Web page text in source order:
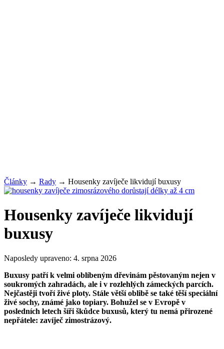
Články → Rady → Housenky zavíječe likvidují buxusy
Housenky zavíječe likvidují
buxusy
Naposledy upraveno: 4. srpna 2026
Buxusy patří k velmi oblíbeným dřevinám pěstovaným nejen v
soukromých zahradách, ale i v rozlehlých zámeckých parcích.
Nejčastěji tvoří živé ploty. Stále větší oblibě se také těší speciální
živé sochy, známé jako topiary. Bohužel se v Evropě v
posledních letech šíři škůdce buxusů, který tu nemá přirozené
nepřátele: zavíječ zimostrázový.